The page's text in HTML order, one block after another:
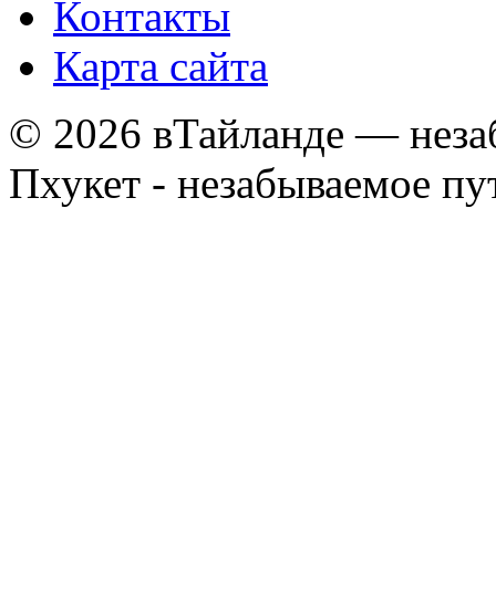
Контакты
Карта сайта
© 2026 вТайланде —
Пхукет - незабываемое